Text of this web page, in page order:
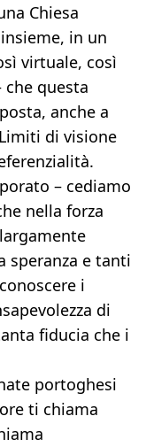
Chiesa
in un
virtuale, così
che questa
anche a
di visione
– cediamo
nella forza
speranza e tanti
i
di
fiducia che i
portoghesi
ti chiama